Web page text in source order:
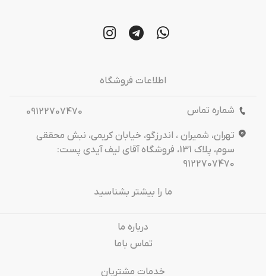
اطلاعات فروشگاه
شماره تماس
09122707470
تهران، شمیران ، اندرزگو، خیابان کریمی، نبش محققی
سوم، پلاک 131، فروشگاه آقای لیف آیدی پست:
9122707470
ما را بیشتر بشناسید
درباره‌ ما
تماس باما
خدمات مشتریان